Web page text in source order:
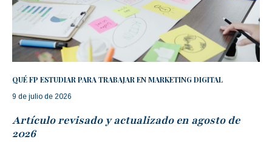
QUÉ FP ESTUDIAR PARA TRABAJAR EN MARKETING DIGITAL
9 de julio de 2026
Artículo revisado y actualizado en agosto de
2026